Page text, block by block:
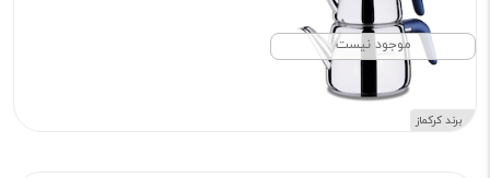
موجود نیست
برند کرکماز